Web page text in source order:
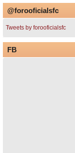
@forooficialsfc
Tweets by forooficialsfc
FB